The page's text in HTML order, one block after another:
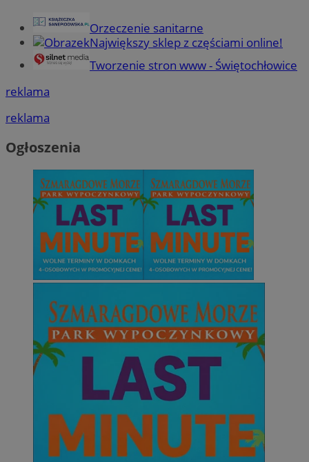
Orzeczenie sanitarne
Największy sklep z częściami online!
Tworzenie stron www - Świętochłowice
reklama
reklama
Ogłoszenia